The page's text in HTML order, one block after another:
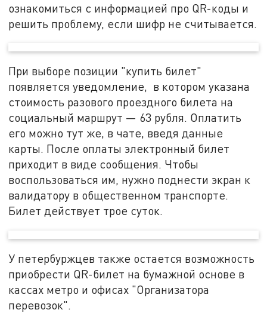
ознакомиться с информацией про QR-коды и
решить проблему, если шифр не считывается.
При выборе позиции "купить билет"
появляется уведомление, в котором указана
стоимость разового проездного билета на
социальный маршрут — 63 рубля. Оплатить
его можно тут же, в чате, введя данные
карты. После оплаты электронный билет
приходит в виде сообщения. Чтобы
воспользоваться им, нужно поднести экран к
валидатору в общественном транспорте.
Билет действует трое суток.
У петербуржцев также остается возможность
приобрести QR-билет на бумажной основе в
кассах метро и офисах "Организатора
перевозок".